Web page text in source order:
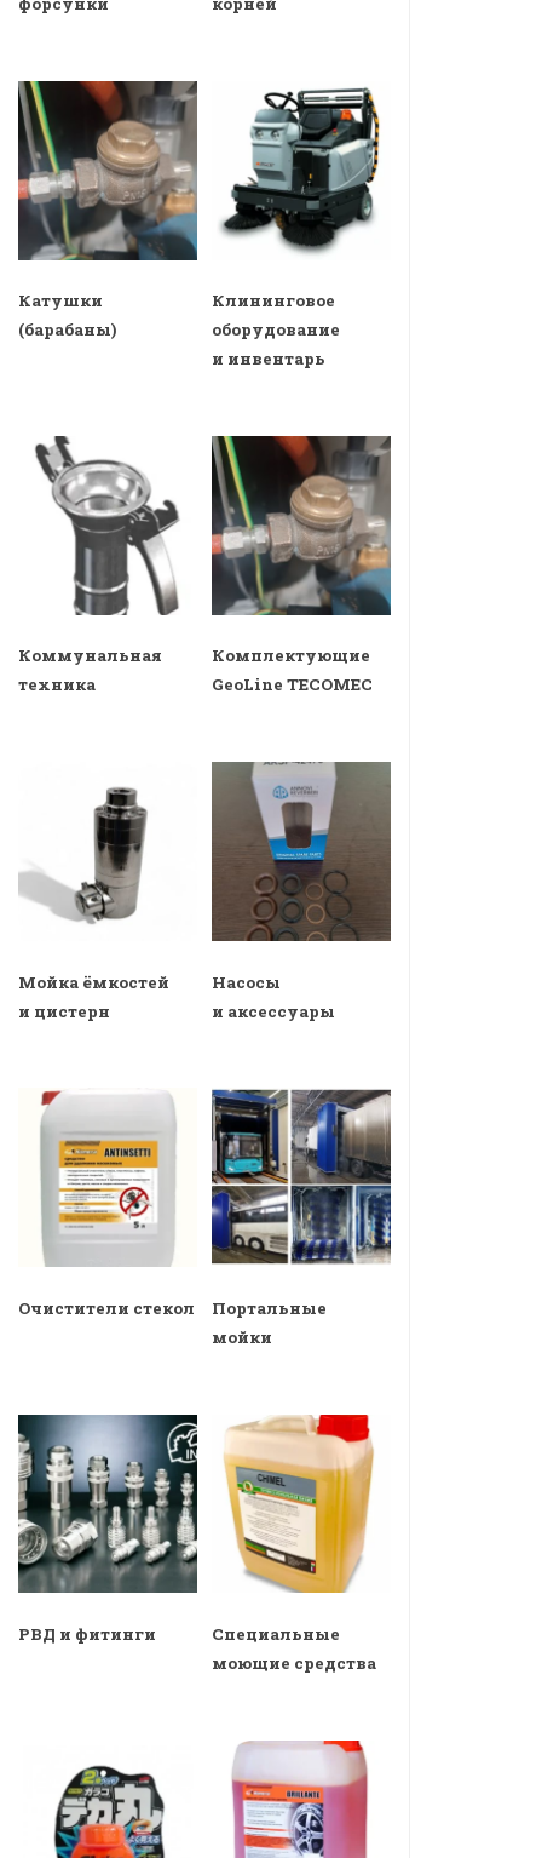
Катушки
(барабаны)
Клининговое
оборудование
и инвентарь
Коммунальная
техника
Комплектующие
GeoLine TECOMEC
Мойка ёмкостей
и цистерн
Насосы
и аксессуары
Очистители стекол
Портальные
мойки
РВД и фитинги
Специальные
моющие средства